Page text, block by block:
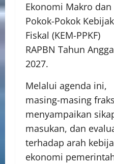
Ekonomi Makro dan
Pokok-Pokok
Fiskal (KEM-PPKF)
RAPBN Tahun
2027.
Melalui agenda ini,
masing-masing
menyampaikan
masukan, dan
terhadap arah
ekonomi